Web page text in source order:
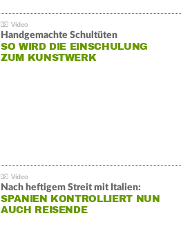
Handgemachte Schultüten
SO WIRD DIE EINSCHULUNG
ZUM KUNSTWERK
Nach heftigem Streit mit Italien:
SPANIEN KONTROLLIERT NUN
AUCH REISENDE